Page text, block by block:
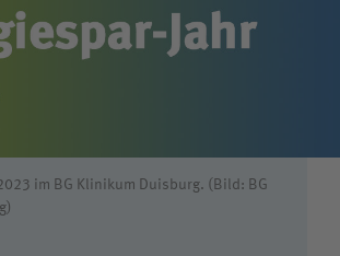
Ihnen helfen?
im BG Klinikum Duisburg. (Bild: BG